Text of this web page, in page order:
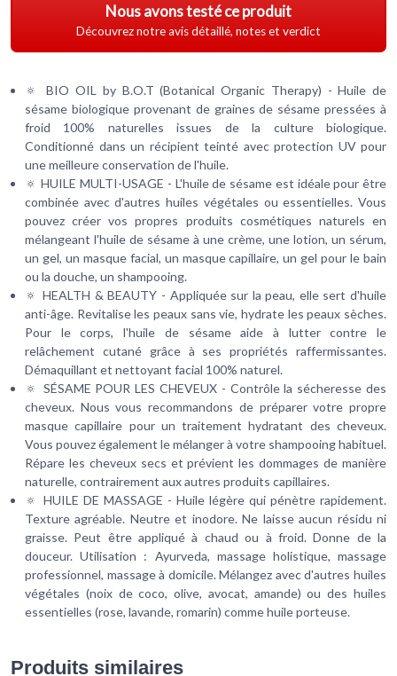
Nous avons testé ce produit
Découvrez notre avis détaillé, notes et verdict
🔅 BIO OIL by B.O.T (Botanical Organic Therapy) - Huile de
sésame biologique provenant de graines de sésame pressées à
froid 100% naturelles issues de la culture biologique.
Conditionné dans un récipient teinté avec protection UV pour
une meilleure conservation de l'huile.
🔅 HUILE MULTI-USAGE - L'huile de sésame est idéale pour être
combinée avec d'autres huiles végétales ou essentielles. Vous
pouvez créer vos propres produits cosmétiques naturels en
mélangeant l'huile de sésame à une crème, une lotion, un sérum,
un gel, un masque facial, un masque capillaire, un gel pour le bain
ou la douche, un shampooing.
🔅 HEALTH & BEAUTY - Appliquée sur la peau, elle sert d'huile
anti-âge. Revitalise les peaux sans vie, hydrate les peaux sèches.
Pour le corps, l'huile de sésame aide à lutter contre le
relâchement cutané grâce à ses propriétés raffermissantes.
Démaquillant et nettoyant facial 100% naturel.
🔅 SÉSAME POUR LES CHEVEUX - Contrôle la sécheresse des
cheveux. Nous vous recommandons de préparer votre propre
masque capillaire pour un traitement hydratant des cheveux.
Vous pouvez également le mélanger à votre shampooing habituel.
Répare les cheveux secs et prévient les dommages de manière
naturelle, contrairement aux autres produits capillaires.
🔅 HUILE DE MASSAGE - Huile légère qui pénètre rapidement.
Texture agréable. Neutre et inodore. Ne laisse aucun résidu ni
graisse. Peut être appliqué à chaud ou à froid. Donne de la
douceur. Utilisation : Ayurveda, massage holistique, massage
professionnel, massage à domicile. Mélangez avec d'autres huiles
végétales (noix de coco, olive, avocat, amande) ou des huiles
essentielles (rose, lavande, romarin) comme huile porteuse.
Produits similaires